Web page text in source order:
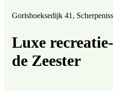
Gorishoeksedijk 41,
Luxe
de Zeester